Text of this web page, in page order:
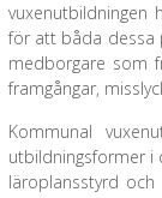
vuxenutbildningen
för att båda dessa
medborgare som
framgångar,
Kommunal
utbildningsformer i
läroplansstyrd